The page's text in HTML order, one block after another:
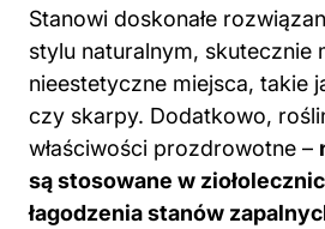
Stanowi doskonałe
stylu naturalnym, skutecznie
nieestetyczne miejsca, takie
czy skarpy. Dodatkowo,
właściwości prozdrowotne –
są stosowane w
łagodzenia stanów